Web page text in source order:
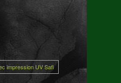
impression UV Safi